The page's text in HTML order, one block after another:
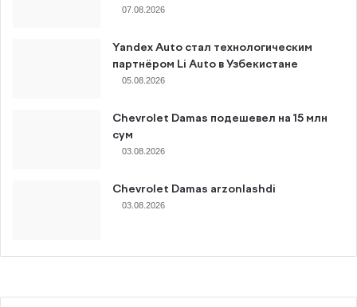
07.08.2026
Yandex Auto стал технологическим
партнёром Li Auto в Узбекистане
05.08.2026
Chevrolet Damas подешевел на 15 млн
сум
03.08.2026
Chevrolet Damas arzonlashdi
03.08.2026